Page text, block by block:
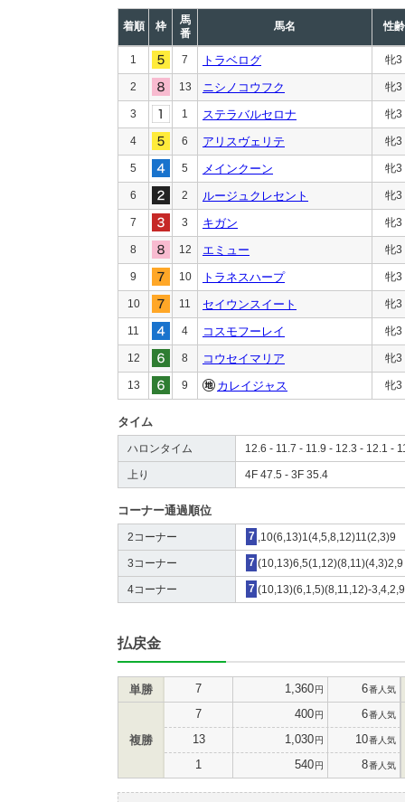
着順 枠
馬
番
馬名 性齢
1 7 トラベログ 牝3
2 13 ニシノコウフク 牝3
3 1 ステラバルセロナ 牝3
4 6 アリスヴェリテ 牝3
5 5 メインクーン 牝3
6 2 ルージュクレセント 牝3
7 3 キガン 牝3
8 12 エミュー 牝3
9 10 トラネスハープ 牝3
10 11 セイウンスイート 牝3
11 4 コスモフーレイ 牝3
12 8 コウセイマリア 牝3
13 9 カレイジャス 牝3
タイム
ハロンタイム 12.6 - 11.7 - 11.9 - 12.3 - 12.1 -
上り 4F 47.5 - 3F 35.4
コーナー通過順位
2コーナー 7 ,10(6,13)1(4,5,8,12)11(2,3)9
3コーナー 7 (10,13)6,5(1,12)(8,11)(4,3)2,9
4コーナー 7 (10,13)(6,1,5)(8,11,12)-3,4,2,9
払戻金
単勝 7 1,360円 6番人気
複勝
7 400円 6番人気
13 1,030円 10番人気
1 540円 8番人気